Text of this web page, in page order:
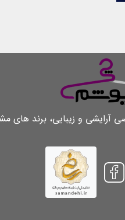
و زیبایی، برند های